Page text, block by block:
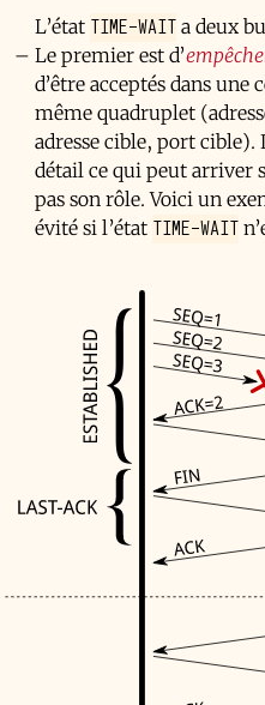
L’état TIME-WAITa deux
Le premier est d’
d’être acceptés dans
même quadruplet
adresse cible, port cible).
détail ce qui peut arriver
pas son rôle. Voici un
évité si l’état TIME-WAIT